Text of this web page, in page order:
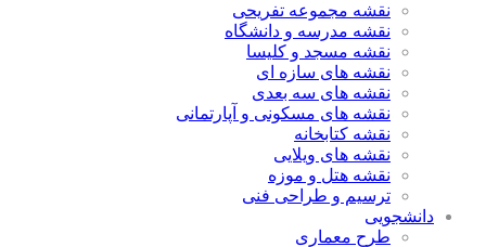
نقشه مجموعه تفریحی
نقشه مدرسه و دانشگاه
نقشه مسجد و کلیسا
نقشه های سازه ای
نقشه های سه بعدی
نقشه های مسکونی و آپارتمانی
نقشه کتابخانه
نقشه های ویلایی
نقشه هتل و موزه
ترسیم و طراحی فنی
دانشجویی
طرح معماری